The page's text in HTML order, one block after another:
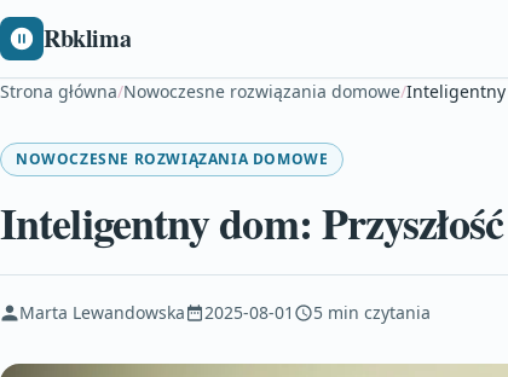
Rbklima
Strona główna/Nowoczesne rozwiązania domowe/Inteligentny
NOWOCZESNE ROZWIĄZANIA DOMOWE
Inteligentny dom:
Marta Lewandowska 2025-08-01 5 min czytania